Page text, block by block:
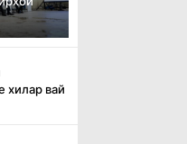
хилар вай